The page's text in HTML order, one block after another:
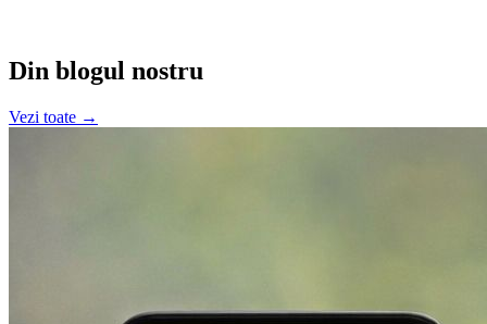
Din blogul nostru
Vezi toate →